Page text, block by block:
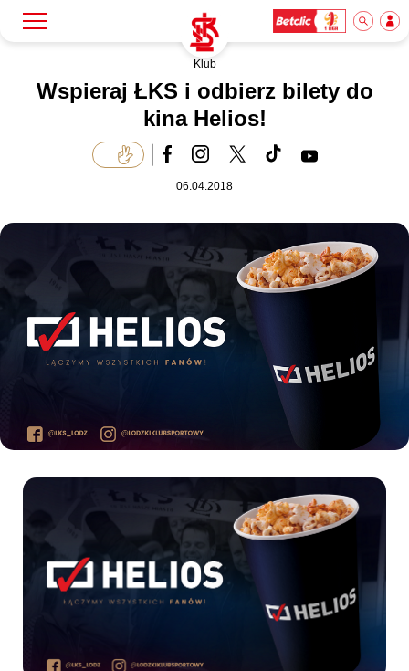
Klub
Akademia
Biznes
SKLEP KUP BILET
Klub
Wspieraj ŁKS i odbierz bilety do
kina Helios!
06.04.2018